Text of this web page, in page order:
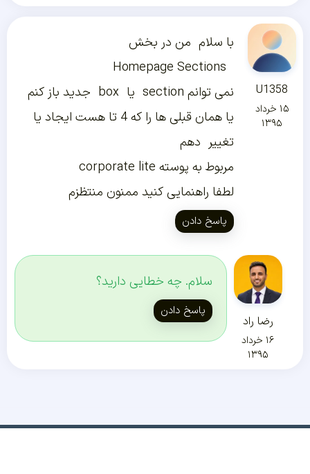
U1358
۱۵ خرداد
۱۳۹۵
با سلام من در بخش
نمی توانم section یا box جدید باز کنم
یا همان قبلی ها را که 4 تا هست ایجاد یا
تغییر دهم
مربوط به پوسته corporate lite
لطفا راهنمایی کنید ممنون منتظزم
پاسخ دادن
رضا راد
۱۶ خرداد
۱۳۹۵
سلام. چه خطایی دارید؟
پاسخ دادن